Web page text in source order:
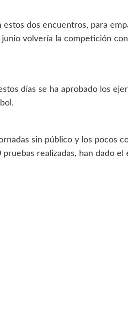
dos encuentros, para
volvería la competición
días se ha aprobado los
sin público y los pocos
realizadas, han dado el